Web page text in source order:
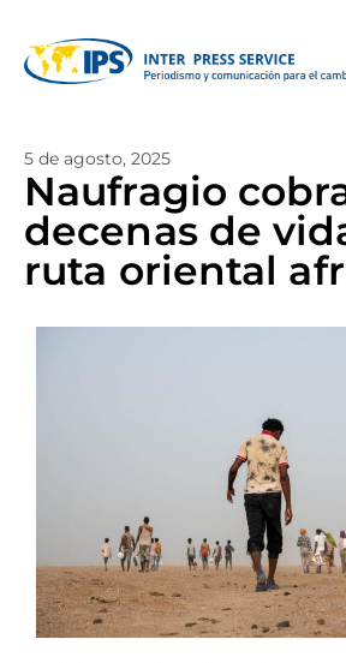
5 de agosto, 2025
Naufragio
decenas de
ruta oriental